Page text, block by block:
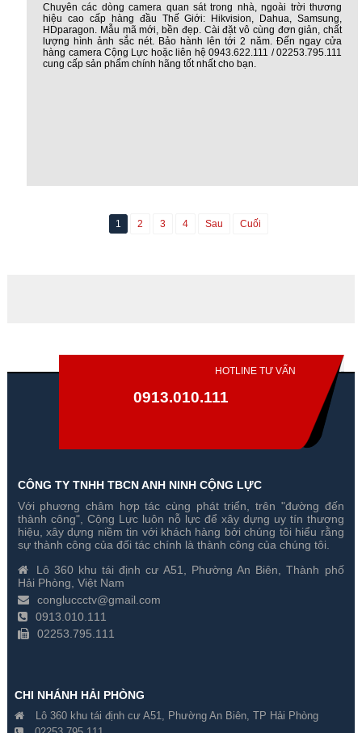
Chuyên các dòng camera quan sát trong nhà, ngoài trời thương
hiệu cao cấp hàng đầu Thế Giới: Hikvision, Dahua, Samsung,
HDparagon. Mẫu mã mới, bền đẹp. Cài đặt vô cùng đơn giản, chất
lượng hình ảnh sắc nét. Bảo hành lên tới 2 năm. Đến ngay cửa
hàng camera Cộng Lực hoặc liên hệ 0943.622.111 / 02253.795.111
cung cấp sản phẩm chính hãng tốt nhất cho bạn.
1 2 3 4 Sau Cuối
HOTLINE TƯ VẤN
0913.010.111
CÔNG TY TNHH TBCN ANH NINH CỘNG LỰC
Với phương châm hợp tác cùng phát triển, trên "đường đến
thành công", Cộng Lực luôn nỗ lực để xây dựng uy tín thương
hiệu, xây dựng niềm tin với khách hàng bởi chúng tôi hiểu rằng
sự thành công của đối tác chính là thành công của chúng tôi.
Lô 360 khu tái định cư A51, Phường An Biên, Thành phố
Hải Phòng, Việt Nam
congluccctv@gmail.com
0913.010.111
02253.795.111
CHI NHÁNH HẢI PHÒNG
Lô 360 khu tái định cư A51, Phường An Biên, TP Hải Phòng